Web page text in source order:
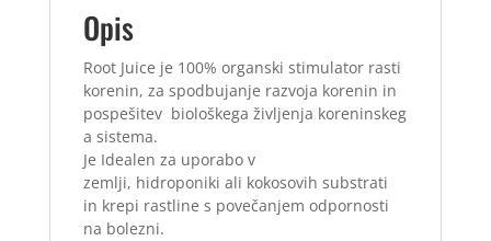
Opis
Root Juice je 100% organski stimulator rasti
korenin, za spodbujanje razvoja korenin in
pospešitev biološkega življenja koreninskeg
a sistema.
Je Idealen za uporabo v
zemlji, hidroponiki ali kokosovih substrati
in krepi rastline s povečanjem odpornosti
na bolezni.